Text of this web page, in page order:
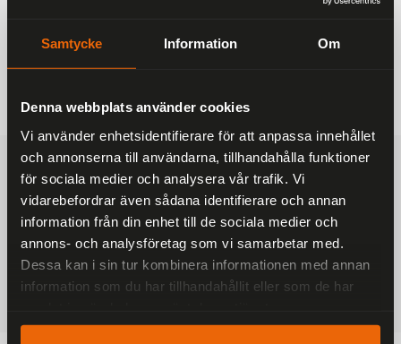
Samtycke Information Om
Denna webbplats använder cookies
Vi använder enhetsidentifierare för att anpassa innehållet
och annonserna till användarna, tillhandahålla funktioner
för sociala medier och analysera vår trafik. Vi
vidarebefordrar även sådana identifierare och annan
information från din enhet till de sociala medier och
annons- och analysföretag som vi samarbetar med.
Dessa kan i sin tur kombinera informationen med annan
information som du har tillhandahållit eller som de har
187 kr
249 kr
FRAKTFRITT
På alla ordrar över 2000 kr
1-3 DAGAR LEVERANS
Inom Sverige med DHL
SÄKRA BETALNINGAR
Betalkort, Klarna eller Swish